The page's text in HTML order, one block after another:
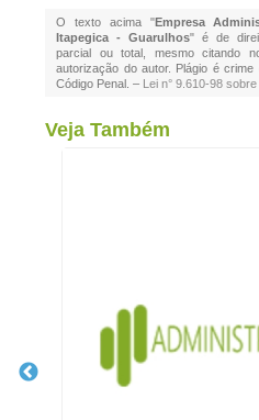
O texto acima "Empresa
Itapegica - Guarulhos" é de
parcial ou total, mesmo citando
autorização do autor. Plágio é
Código Penal. – Lei n° 9.610-98
Veja Também